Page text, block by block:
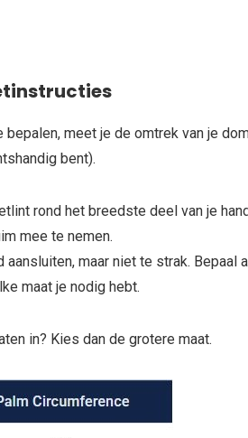
bepalen, meet je de omtrek van je
bent).
rond het breedste deel van je
mee te nemen.
maar niet te strak. Bepaal
maat je nodig hebt.
in? Kies dan de grotere maat.